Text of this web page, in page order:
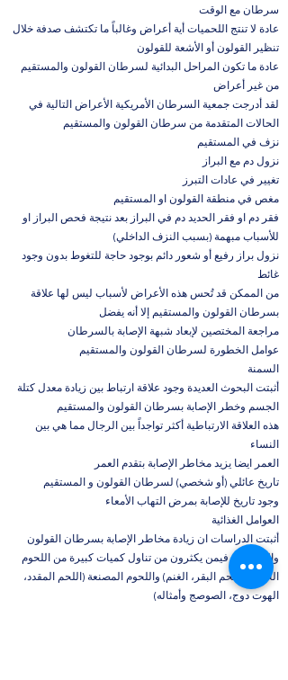
سرطان مع الوقت
عادة لا تنتج اللحميات أية أعراض وغالباً ما تكتشف صدفة خلال
تنظير القولون أو الأشعة للقولون
عادة ما تكون المراحل البدائية لسرطان القولون والمستقيم
من غير أعراض
لقد أدرجت جمعية السرطان الأمريكية الأعراض التالية في
الحالات المتقدمة من سرطان القولون والمستقيم
نزف في المستقيم
نزول دم مع البراز
تغيير في عادات التبرز
مغص في منطقة القولون او المستقيم
فقر دم او فقر الحديد دم في البراز بعد نتيجة فحص البراز او
للأسباب مبهمة (بسبب النزف الداخلي)
نزول براز رفيع أو شعور دائم بوجود حاجة للتغوط بدون وجود
غائط
من الممكن قد تُحس هذه الأعراض لأسباب ليس لها علاقة
بسرطان القولون والمستقيم إلا أنه يفضل
مراجعة المختصين لإبعاد شبهة الإصابة بالسرطان
عوامل الخطورة لسرطان القولون والمستقيم
السمنة
أثبتت البحوث العديدة وجود علاقة ارتباط بين زيادة معدل كتلة
الجسم وخطر الإصابة بسرطان القولون والمستقيم
هذه العلاقة الارتباطية أكثر تواجداً بين الرجال مما هي بين
النساء
العمر ايضا يزيد مخاطر الإصابة بتقدم العمر
تاريخ عائلي (أو شخصي) لسرطان القولون و المستقيم
وجود تاريخ للإصابة بمرض التهاب الأمعاء
العوامل الغذائية
أثبتت الدراسات ان زيادة مخاطر الإصابة بسرطان القولون
والمستقيم فيمن يكثرون من تناول كميات كبيرة من اللحوم
الحمراء ( لحم البقر، الغنم) واللحوم المصنعة (اللحم المقدد،
الهوت دوج، الصوصج وأمثاله)